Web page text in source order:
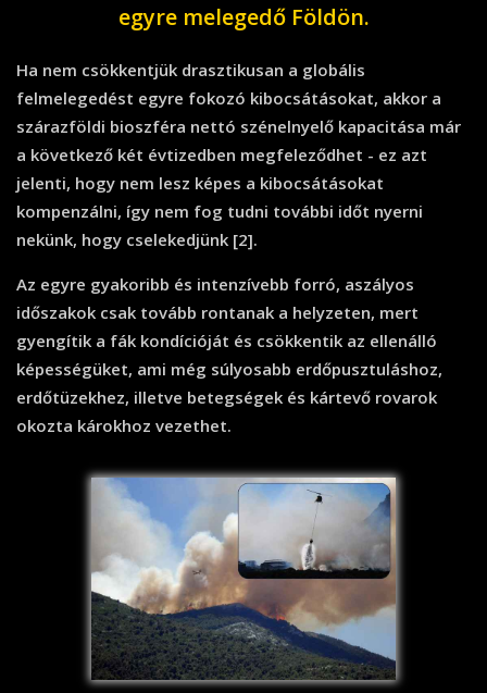
egyre melegedő Földön.
Ha nem csökkentjük drasztikusan a globális
felmelegedést egyre fokozó kibocsátásokat, akkor a
szárazföldi bioszféra nettó szénelnyelő kapacitása már
a következő két évtizedben megfeleződhet - ez azt
jelenti, hogy nem lesz képes a kibocsátásokat
kompenzálni, így nem fog tudni további időt nyerni
nekünk, hogy cselekedjünk [2].
Az egyre gyakoribb és intenzívebb forró, aszályos
időszakok csak tovább rontanak a helyzeten, mert
gyengítik a fák kondícióját és csökkentik az ellenálló
képességüket, ami még súlyosabb erdőpusztuláshoz,
erdőtüzekhez, illetve betegségek és kártevő rovarok
okozta károkhoz vezethet.